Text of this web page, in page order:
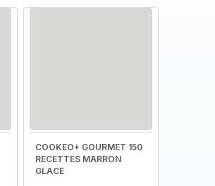
COOKEO+ GOURMET 150
RECETTES MARRON
GLACE